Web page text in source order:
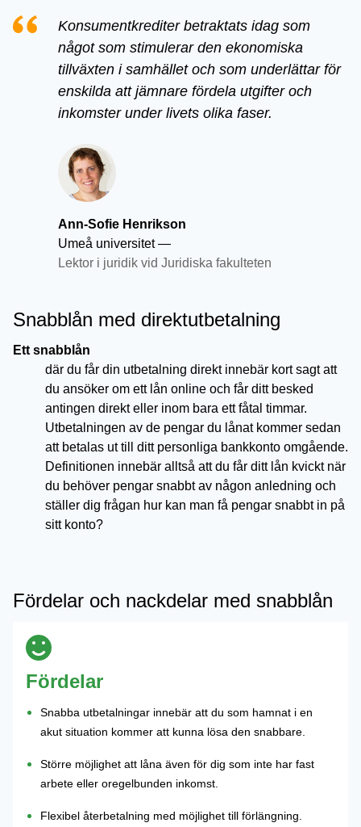
Konsumentkrediter betraktats idag som
något som stimulerar den ekonomiska
tillväxten i samhället och som underlättar för
enskilda att jämnare fördela utgifter och
inkomster under livets olika faser.
Ann-Sofie Henrikson
Umeå universitet—
Lektor i juridik vid Juridiska fakulteten
Snabblån med direktutbetalning
Ett snabblån
där du får din utbetalning direkt innebär kort sagt att
du ansöker om ett lån online och får ditt besked
antingen direkt eller inom bara ett fåtal timmar.
Utbetalningen av de pengar du lånat kommer sedan
att betalas ut till ditt personliga bankkonto omgående.
Definitionen innebär alltså att du får ditt lån kvickt när
du behöver pengar snabbt av någon anledning och
ställer dig frågan hur kan man få pengar snabbt in på
sitt konto?
Fördelar och nackdelar med snabblån
Fördelar
Snabba utbetalningar innebär att du som hamnat i en
akut situation kommer att kunna lösa den snabbare.
Större möjlighet att låna även för dig som inte har fast
arbete eller oregelbunden inkomst.
Flexibel återbetalning med möjlighet till förlängning.